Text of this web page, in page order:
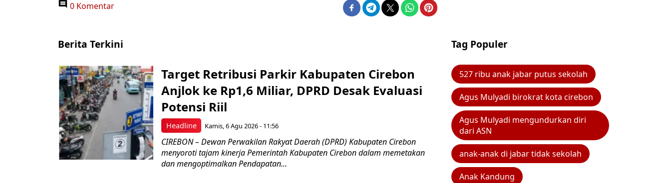
0 Komentar
Berita Terkini
Headline
Target Retribusi Parkir Kabupaten Cirebon
Anjlok ke Rp1,6 Miliar, DPRD Desak Evaluasi
Potensi Riil
Kamis, 6 Agu 2026 - 11:56
CIREBON – Dewan Perwakilan Rakyat Daerah (DPRD) Kabupaten Cirebon
menyoroti tajam kinerja Pemerintah Kabupaten Cirebon dalam memetakan
dan mengoptimalkan Pendapatan...
Tag Populer
527 ribu anak jabar putus sekolah
Agus Mulyadi birokrat kota cirebon
Agus Mulyadi mengundurkan diri
dari ASN
anak-anak di jabar tidak sekolah
Anak Kandung